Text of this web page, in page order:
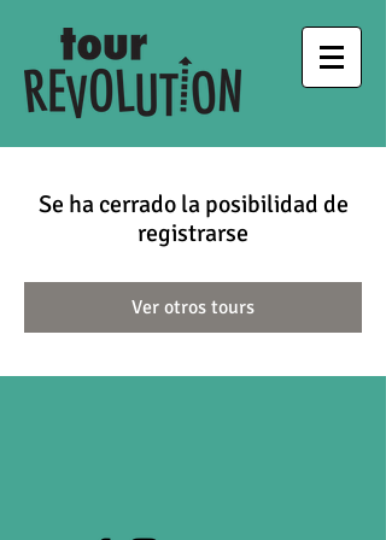
Se ha cerrado la posibilidad de
registrarse
Ver otros tours